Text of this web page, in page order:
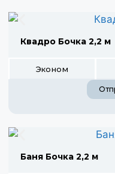
Квадро Бочка 2,2 м
Эконом
Баня Бочка 2,2 м